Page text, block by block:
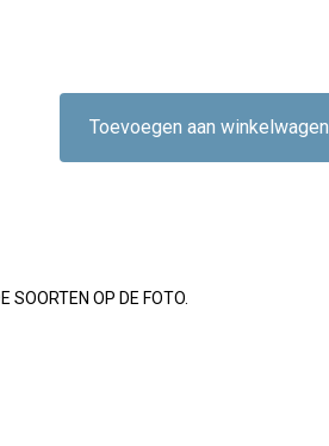
Toevoegen aan winkelwagen
SOORTEN OP DE FOTO.